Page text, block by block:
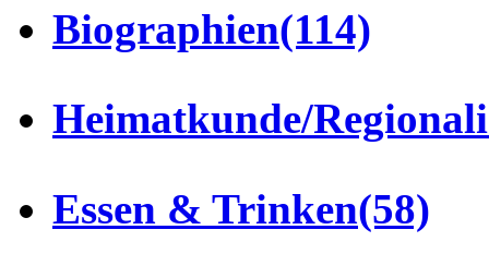
Biographien(114)
Heimatkunde/
Essen & Trinken(58)